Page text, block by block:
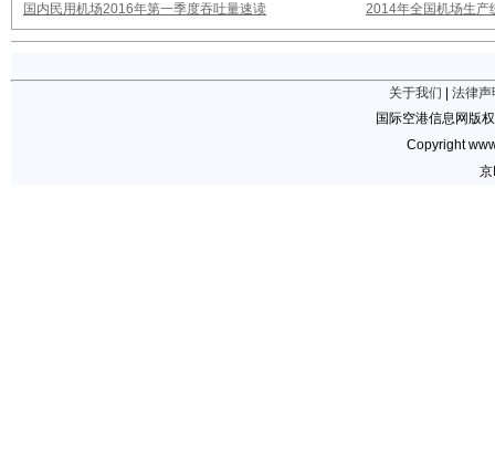
国内民用机场2016年第一季度吞吐量速读
2014年全国机场生产
关于我们
法律声
国际空港信息网版
Copyright